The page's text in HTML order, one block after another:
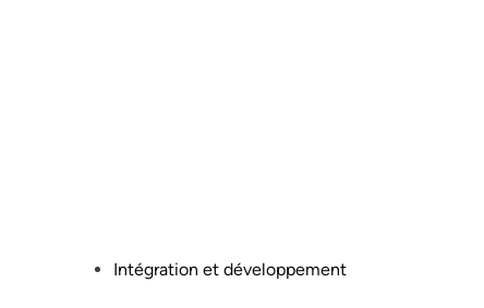
PostedIntégration et développement